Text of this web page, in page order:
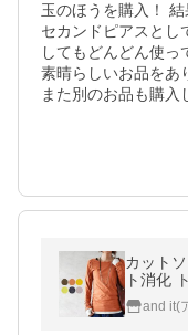
玉のほうを購入！ 結
セカンドピアスとし
してもどんどん使っ
素晴らしいお品をあ
また別のお品も購入
カット
ト消化
代 40代
and it(